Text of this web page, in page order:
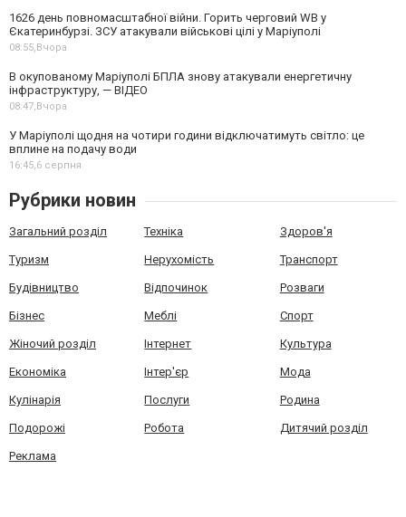
1626 день повномасштабної війни. Горить черговий WB у
Єкатеринбурзі. ЗСУ атакували військові цілі у Маріуполі
08:55,Вчора
В окупованому Маріуполі БПЛА знову атакували енергетичну
інфраструктуру, — ВІДЕО
08:47,Вчора
У Маріуполі щодня на чотири години відключатимуть світло: це
вплине на подачу води
16:45,6 серпня
Рубрики новин
Загальний розділ Техніка Здоров'я
Туризм Нерухомість Транспорт
Будівництво Відпочинок Розваги
Бізнес Меблі Спорт
Жіночий розділ Інтернет Культура
Економіка Інтер'єр Мода
Кулінарія Послуги Родина
Подорожі Робота Дитячий розділ
Реклама